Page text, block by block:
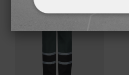
ΑΠΟΛΎΤΩΣ
ΛΕΙΤΟΥΡΓΙΚΌΤΗΤΑΣ